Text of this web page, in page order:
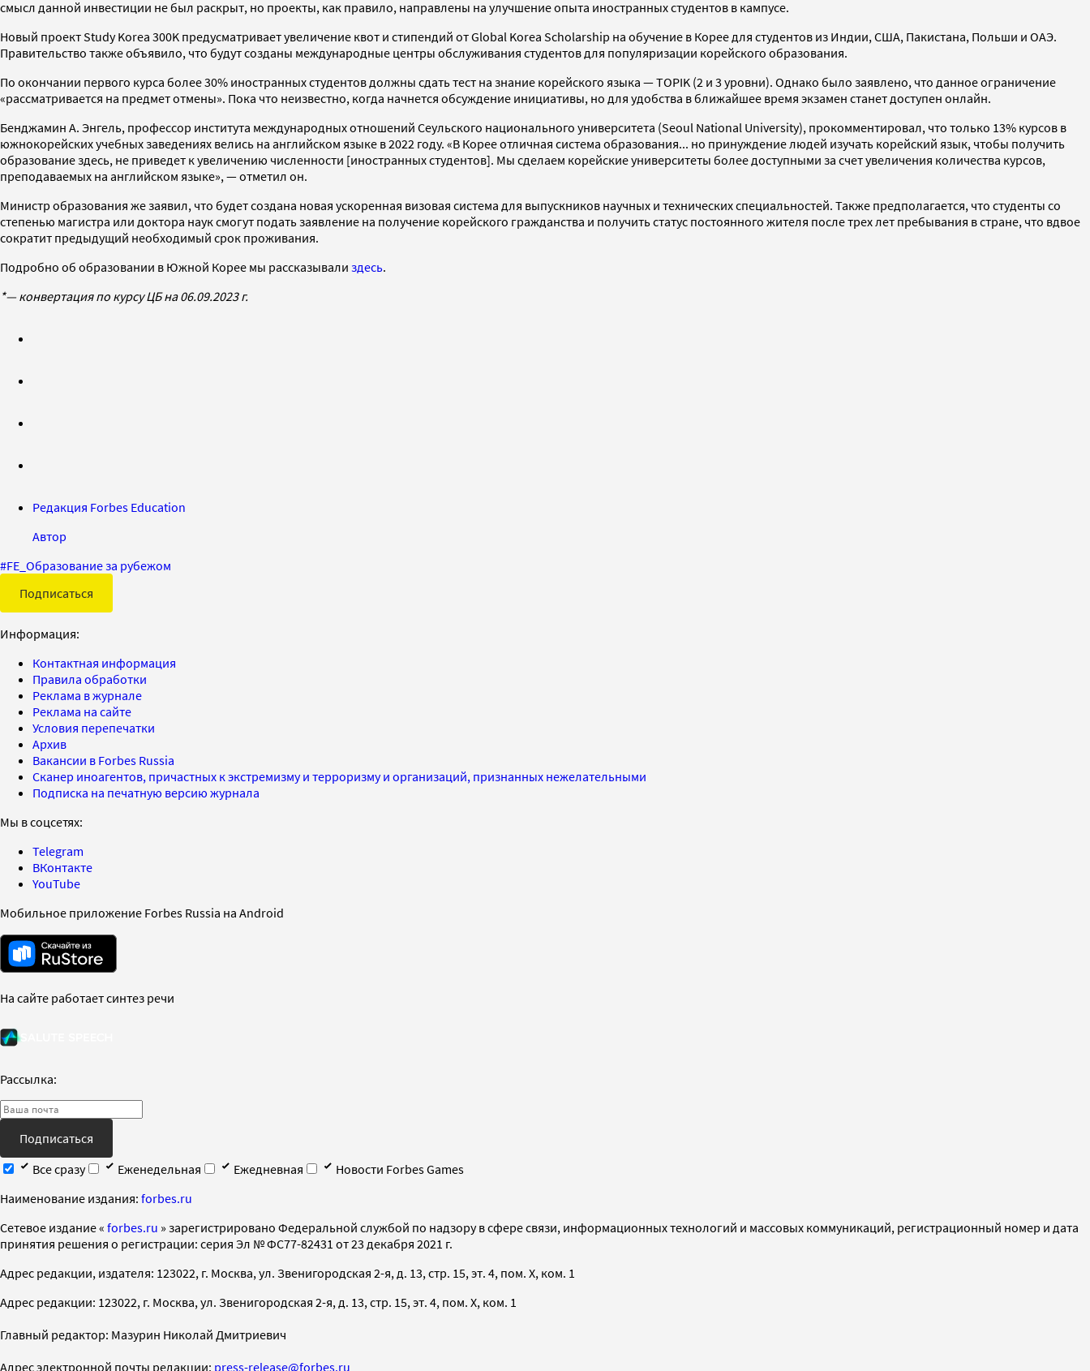
смысл данной инвестиции не был раскрыт, но проекты, как правило, направлены на улучшение опыта иностранных студентов в кампусе.
Новый проект Study Korea 300K предусматривает увеличение квот и стипендий от Global Korea Scholarship на обучение в Корее для студентов из Индии, США, Пакистана, Польши и ОАЭ.
Правительство также объявило, что будут созданы международные центры обслуживания студентов для популяризации корейского образования.
По окончании первого курса более 30% иностранных студентов должны сдать тест на знание корейского языка — TOPIK (2 и 3 уровни). Однако было заявлено, что данное ограничение
«рассматривается на предмет отмены». Пока что неизвестно, когда начнется обсуждение инициативы, но для удобства в ближайшее время экзамен станет доступен онлайн.
Бенджамин А. Энгель, профессор института международных отношений Сеульского национального университета (Seoul National University), прокомментировал, что только 13% курсов в
южнокорейских учебных заведениях велись на английском языке в 2022 году. «В Корее отличная система образования... но принуждение людей изучать корейский язык, чтобы получить
образование здесь, не приведет к увеличению численности [иностранных студентов]. Мы сделаем корейские университеты более доступными за счет увеличения количества курсов,
преподаваемых на английском языке», — отметил он.
Министр образования же заявил, что будет создана новая ускоренная визовая система для выпускников научных и технических специальностей. Также предполагается, что студенты со
степенью магистра или доктора наук смогут подать заявление на получение корейского гражданства и получить статус постоянного жителя после трех лет пребывания в стране, что вдвое
сократит предыдущий необходимый срок проживания.
Подробно об образовании в Южной Корее мы рассказывали здесь.
*— конвертация по курсу ЦБ на 06.09.2023 г.
Редакция Forbes Education
Автор
#FE_Образование за рубежом
Подписаться
Информация:
Контактная информация
Правила обработки
Реклама в журнале
Реклама на сайте
Условия перепечатки
Архив
Вакансии в Forbes Russia
Сканер иноагентов, причастных к экстремизму и терроризму и организаций, признанных нежелательными
Подписка на печатную версию журнала
Мы в соцсетях:
Telegram
ВКонтакте
YouTube
Мобильное приложение Forbes Russia на Android
На сайте работает синтез речи
Рассылка:
Подписаться
Все сразу
Еженедельная Ежедневная
Новости Forbes Games
Наименование издания: forbes.ru
Cетевое издание « forbes.ru » зарегистрировано Федеральной службой по надзору в сфере связи, информационных технологий и массовых коммуникаций, регистрационный номер и дата
принятия решения о регистрации: серия Эл № ФС77-82431 от 23 декабря 2021 г.
Адрес редакции, издателя: 123022, г. Москва, ул. Звенигородская 2-я, д. 13, стр. 15, эт. 4, пом. X, ком. 1
Адрес редакции: 123022, г. Москва, ул. Звенигородская 2-я, д. 13, стр. 15, эт. 4, пом. X, ком. 1
Главный редактор: Мазурин Николай Дмитриевич
Адрес электронной почты редакции: press-release@forbes.ru